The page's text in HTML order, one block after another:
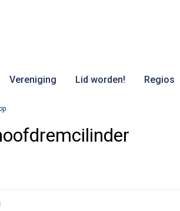
Vereniging Lid worden! Regios